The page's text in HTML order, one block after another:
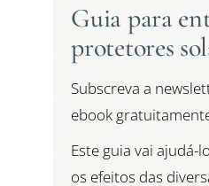
Guia para
protetores
Subscreva a
ebook
Este guia vai ajudá-
os efeitos das